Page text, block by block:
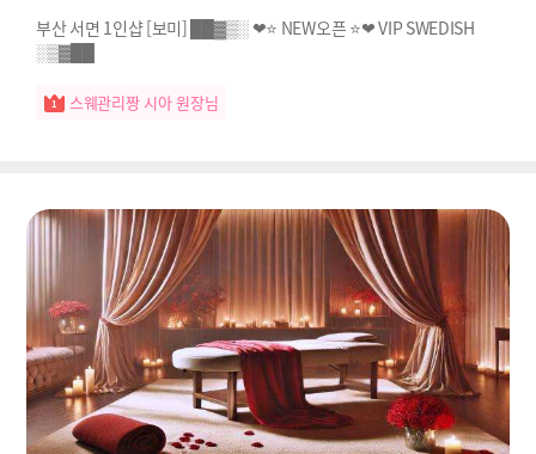
부산 서면 1인샵 [보미] ██▓▒░ ❤⭐ NEW오픈 ⭐❤ VIP SWEDISH
░▒▓██
스웨관리짱 시아 원장님